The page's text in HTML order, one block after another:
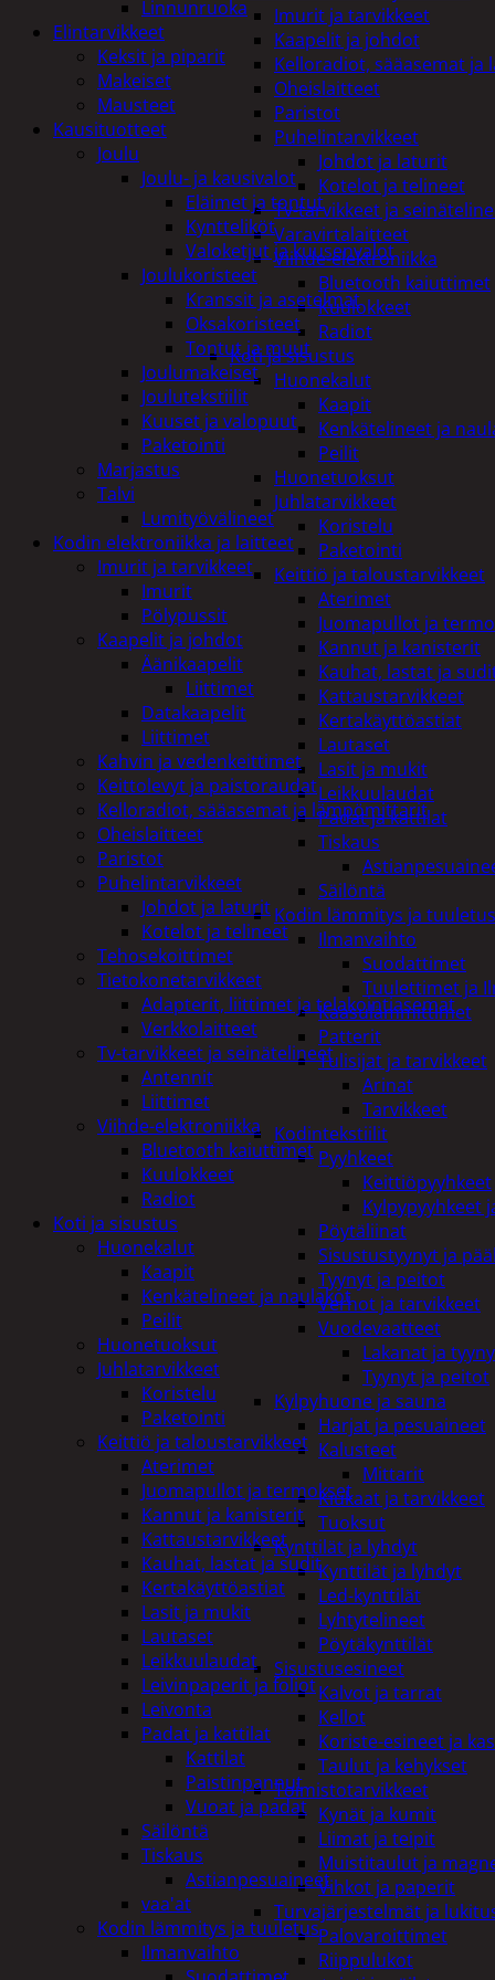
Imurit ja tarvikkeet
Kaapelit ja johdot
Kelloradiot, sääasemat
Oheislaitteet
Paristot
Puhelintarvikkeet
Johdot ja laturit
Kotelot ja telineet
Tv-tarvikkeet ja
Varavirtalaitteet
Viihde-elektroniikka
Bluetooth kaiuttimet
Kuulokkeet
Radiot
Koti ja sisustus
Huonekalut
Kaapit
Kenkätelineet ja
Peilit
Huonetuoksut
Juhlatarvikkeet
Koristelu
Paketointi
Keittiö ja taloustarvikkeet
Aterimet
Juomapullot ja
Kannut ja kanisterit
Kauhat, lastat ja
Kattaustarvikkeet
Kertakäyttöastiat
Lautaset
Lasit ja mukit
Leikkuulaudat
Padat ja kattilat
Tiskaus
Säilöntä
Kodin lämmitys ja tuuletus
Ilmanvaihto
Suodattimet
Tuulettimet ja
Kaasulämmittimet
Patterit
Tulisijat ja tarvikkeet
Arinat
Tarvikkeet
Kodintekstiilit
Pyyhkeet
Keittiöpyyhkeet
Kylpypyyhkeet
Pöytäliinat
Sisustustyynyt ja
Tyynyt ja peitot
Verhot ja tarvikkeet
Vuodevaatteet
Lakanat ja
Tyynyt ja peitot
Kylpyhuone ja sauna
Harjat ja pesuaineet
Kalusteet
Mittarit
Kiukaat ja tarvikkeet
Tuoksut
Kynttilät ja lyhdyt
Kynttilät ja lyhdyt
Led-kynttilät
Lyhtytelineet
Pöytäkynttilät
Sisustusesineet
Kalvot ja tarrat
Kellot
Koriste-esineet ja
Taulut ja kehykset
Toimistotarvikkeet
Kynät ja kumit
Liimat ja teipit
Muistitaulut ja
Vihkot ja paperit
Turvajärjestelmät ja
Palovaroittimet
Riippulukot
Linnunruoka
Elintarvikkeet
Keksit ja piparit
Makeiset
Mausteet
Kausituotteet
Joulu
Joulu- ja kausivalot
Eläimet ja tontut
Kyntteliköt
Valoketjut ja kuusenvalot
Joulukoristeet
Kranssit ja asetelmat
Oksakoristeet
Tontut ja muut
Joulumakeiset
Joulutekstiilit
Kuuset ja valopuut
Paketointi
Marjastus
Talvi
Lumityövälineet
Kodin elektroniikka ja laitteet
Imurit ja tarvikkeet
Imurit
Pölypussit
Kaapelit ja johdot
Äänikaapelit
Liittimet
Datakaapelit
Liittimet
Kahvin ja vedenkeittimet
Keittolevyt ja paistoraudat
Kelloradiot, sääasemat ja lämpömittarit
Oheislaitteet
Paristot
Puhelintarvikkeet
Johdot ja laturit
Kotelot ja telineet
Tehosekoittimet
Tietokonetarvikkeet
Adapterit, liittimet ja telakointiasemat
Verkkolaitteet
Tv-tarvikkeet ja seinätelineet
Antennit
Liittimet
Viihde-elektroniikka
Bluetooth kaiuttimet
Kuulokkeet
Radiot
Koti ja sisustus
Huonekalut
Kaapit
Kenkätelineet ja naulakot
Peilit
Huonetuoksut
Juhlatarvikkeet
Koristelu
Paketointi
Keittiö ja taloustarvikkeet
Aterimet
Juomapullot ja termokset
Kannut ja kanisterit
Kattaustarvikkeet
Kauhat, lastat ja sudit
Kertakäyttöastiat
Lasit ja mukit
Lautaset
Leikkuulaudat
Leivinpaperit ja foliot
Leivonta
Padat ja kattilat
Kattilat
Paistinpannut
Vuoat ja padat
Säilöntä
Tiskaus
Astianpesuaineet
vaa'at
Kodin lämmitys ja tuuletus
Ilmanvaihto